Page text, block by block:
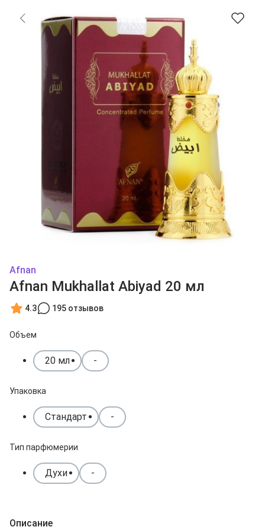
Afnan
Afnan Mukhallat Abiyad 20 мл
4.3 195 отзывов
Объем
20 мл -
Упаковка
Стандарт -
Тип парфюмерии
Духи -
Описание